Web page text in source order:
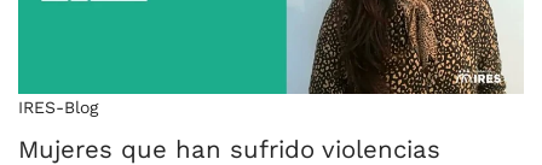
IRES-Blog
Mujeres que han sufrido violencias